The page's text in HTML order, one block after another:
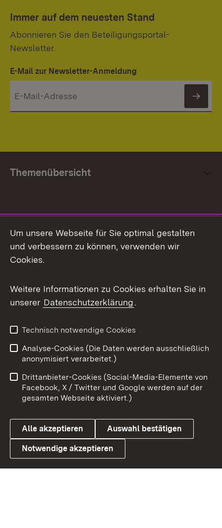
Immer auf dem neuesten Stand
Abonnieren Sie den Beteiligungsportal-
Newsletter.
E-Mail zur Newsletter-Anmeldung
Themenübersicht
Facebook
X / Twitter
Youtube
Link zum Landesportal
Impressum
Kontakt
Barrierefreiheit
Datenschutz
Cookies
Um unsere Webseite für Sie optimal gestalten
und verbessern zu können, verwenden wir
Cookies.
Weitere Informationen zu Cookies erhalten Sie in
unserer Datenschutzerklärung.
Technisch notwendige Cookies
Analyse-Cookies (Die Daten werden ausschließlich
anonymisiert verarbeitet.)
Drittanbieter-Cookies (Social-Media-Elemente von
Facebook, X / Twitter und Google werden auf der
gesamten Webseite aktiviert.)
Alle akzeptieren Auswahl bestätigen
Notwendige akzeptieren